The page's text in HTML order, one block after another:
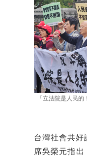
「立法院是人民的
台灣社會共好
席吳榮元指出